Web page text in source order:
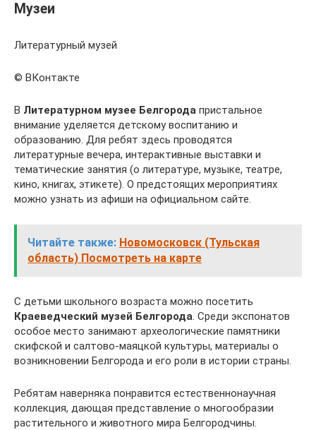
Музеи
Литературный музей
© ВКонтакте
В Литературном музее Белгорода пристальное
внимание уделяется детскому воспитанию и
образованию. Для ребят здесь проводятся
литературные вечера, интерактивные выставки и
тематические занятия (о литературе, музыке, театре,
кино, книгах, этикете). О предстоящих мероприятиях
можно узнать из афиши на официальном сайте.
Читайте также: Новомосковск (Тульская
область) Посмотреть на карте
С детьми школьного возраста можно посетить
Краеведческий музей Белгорода. Среди экспонатов
особое место занимают археологические памятники
скифской и салтово-маяцкой культуры, материалы о
возникновении Белгорода и его роли в истории страны.
Ребятам наверняка понравится естественнонаучная
коллекция, дающая представление о многообразии
растительного и животного мира Белгородчины.